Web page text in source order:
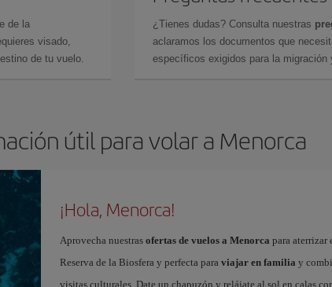
de la
visado,
de tu vuelo.
¿Tienes dudas? Consulta nuestras
aclaramos los documentos que
específicos exigidos para la migración
útil para volar a Menorca
¡Hola, Menorca!
Aprovecha nuestras ofertas de vuelos a Menorca para aterrizar
Reserva de la Biosfera y perfecta para viajar en familia y
visitas culturales. Date un chapuzón y relájate al sol en calas